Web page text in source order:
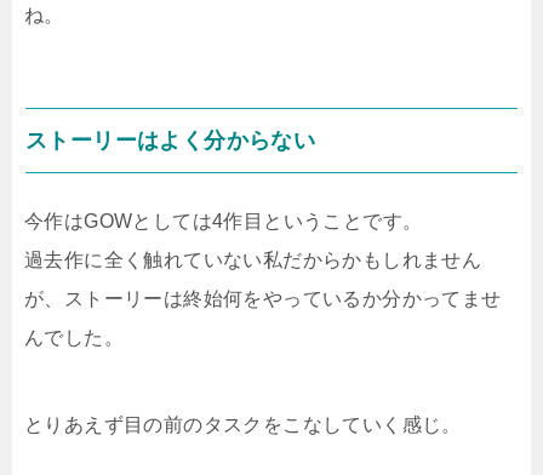
ね。
ストーリーはよく分からない
今作はGOWとしては4作目ということです。
過去作に全く触れていない私だからかもしれません
が、ストーリーは終始何をやっているか分かってませ
んでした。
とりあえず目の前のタスクをこなしていく感じ。